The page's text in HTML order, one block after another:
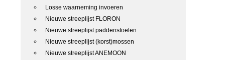
Losse waarneming invoeren
Nieuwe streeplijst FLORON
Nieuwe streeplijst paddenstoelen
Nieuwe streeplijst (korst)mossen
Nieuwe streeplijst ANEMOON